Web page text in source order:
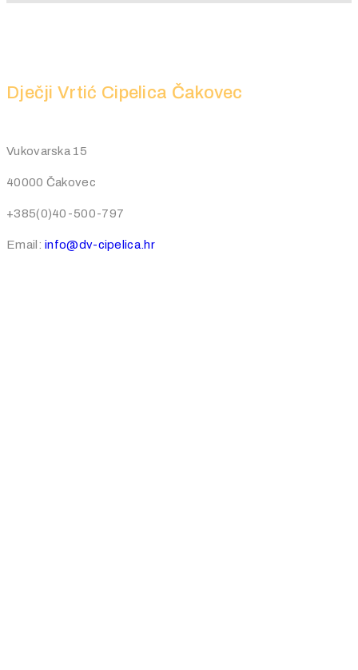
Dječji Vrtić Cipelica Čakovec
Vukovarska 15
40000 Čakovec
+385(0)40-500-797
Email:info@dv-cipelica.hr